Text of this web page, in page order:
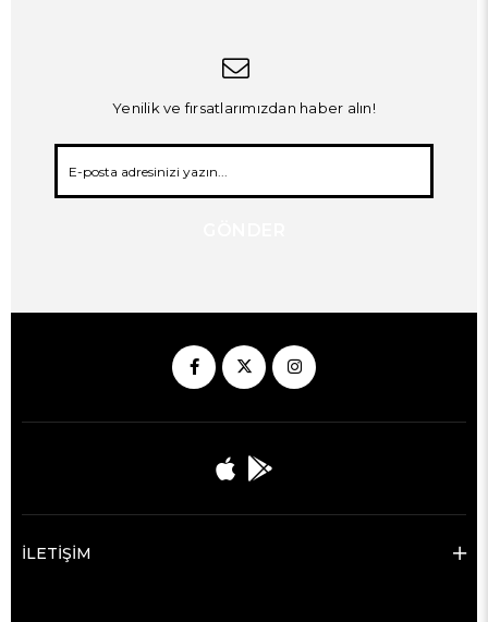
Yenilik ve fırsatlarımızdan haber alın!
İLETİŞİM